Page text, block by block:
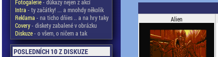
Fotogalerie- důkazy nejen z akcí
Intra - ty začátky! ... a mnohdy několik
Reklama - na ticho dňies .. a na hry taky
Covery- diskety zabalené v obrázku
Diskuze- o všem, o ničem a tak
POSLEDNÍCH 10 Z DISKUZE
Alien